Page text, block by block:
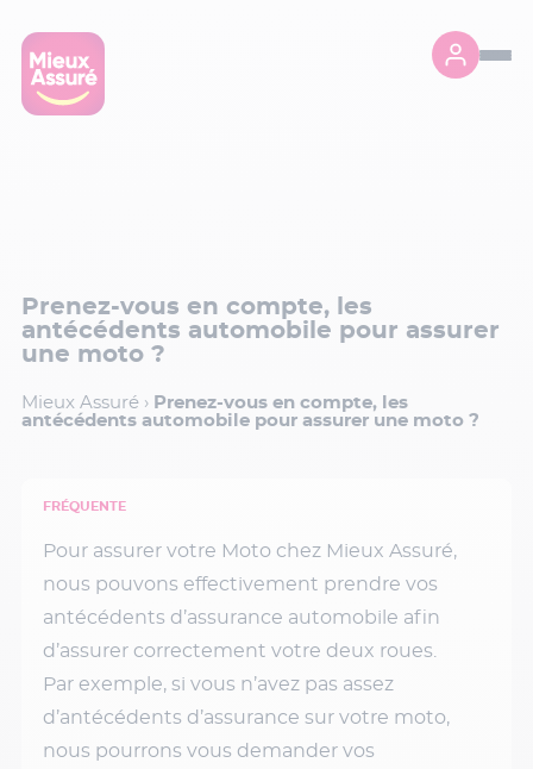
Prenez-vous en compte, les
antécédents automobile pour assurer
une moto ?
Mieux Assuré › Prenez-vous en compte, les
antécédents automobile pour assurer une moto ?
FRÉQUENTE
Pour assurer votre Moto chez Mieux Assuré,
nous pouvons effectivement prendre vos
antécédents d’assurance automobile afin
d’assurer correctement votre deux roues.
Par exemple, si vous n’avez pas assez
d’antécédents d’assurance sur votre moto,
nous pourrons vous demander vos